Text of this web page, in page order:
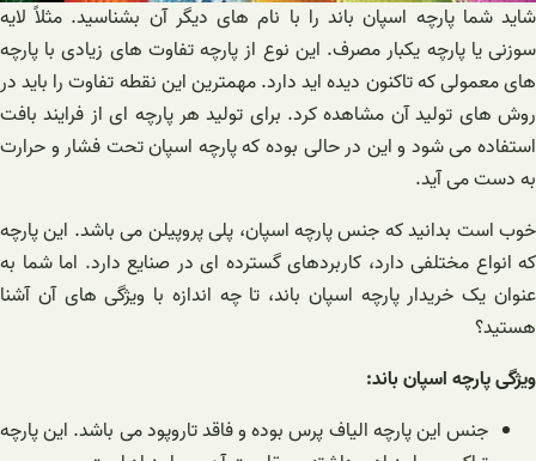
شاید شما پارچه اسپان باند را با نام های دیگر آن بشناسید. مثلاً لایه
سوزنی یا پارچه یکبار مصرف. این نوع از پارچه تفاوت های زیادی با پارچه
های معمولی که تاکنون دیده اید دارد. مهمترین این نقطه تفاوت را باید در
روش های تولید آن مشاهده کرد. برای تولید هر پارچه ای از فرایند بافت
استفاده می شود و این در حالی بوده که پارچه اسپان تحت فشار و حرارت
به دست می آید.
خوب است بدانید که جنس پارچه اسپان، پلی پروپیلن می باشد. این پارچه
که انواع مختلفی دارد، کاربردهای گسترده ای در صنایع دارد. اما شما به
عنوان یک خریدار پارچه اسپان باند، تا چه اندازه با ویژگی های آن آشنا
هستید؟
ویژگی پارچه اسپان باند:
جنس این پارچه الیاف پرس بوده و فاقد تاروپود می باشد. این پارچه